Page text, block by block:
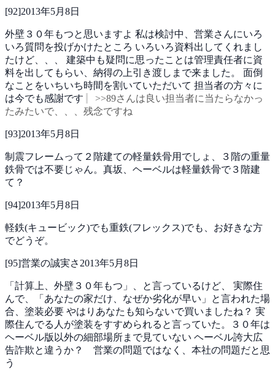
[92]2013年5月8日
外壁３０年もつと思いますよ 私は検討中、営業さんにいろ
いろ質問を投げかけたところ いろいろ資料出してくれまし
たけど、、、 建築中も疑問に思ったことは管理責任者に資
料を出してもらい、納得の上引き渡しまで来ました。 面倒
なことをいちいち時間を割いていただいて 担当者の方々に
は今でも感謝です
>>89さんは良い担当者に当たらなかっ
たみたいで、、、残念ですね
[93]2013年5月8日
制震フレームって２階建ての軽量鉄骨用でしょ、３階の重量
鉄骨では不要じゃん。真坂、ヘーベルは軽量鉄骨で３階建
て？
[94]2013年5月8日
軽鉄(キュービック)でも重鉄(フレックス)でも、お好きな方
でどうぞ。
[95]営業の誠実さ 2013年5月8日
「計算上、外壁３０年もつ」、と言っているけど、 実際住
んで、「あなたの家だけ、なぜか劣化が早い」と言われた場
合、塗装必要 やはりあなたも知らないで買いましたね？ 実
際住んでる人が塗装をすすめられると言っていた。３０年は
ヘーベル版以外の細部場所まで見ていない ヘーベル誇大広
告詐欺と違うか？ 営業の問題ではなく、本社の問題だと思
う